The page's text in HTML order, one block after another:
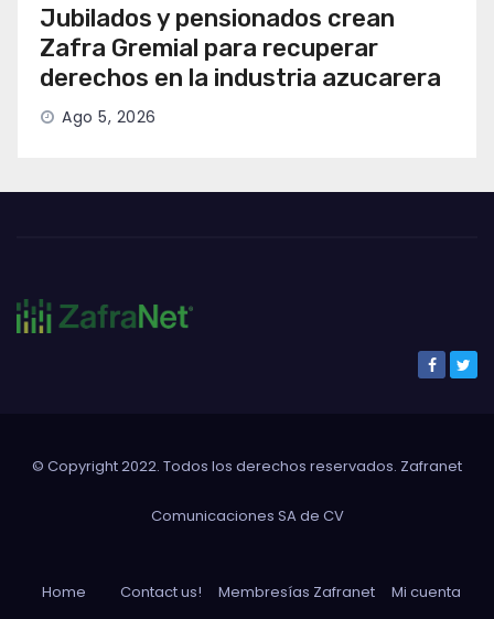
Jubilados y pensionados crean
Zafra Gremial para recuperar
derechos en la industria azucarera
Ago 5, 2026
© Copyright 2022. Todos los derechos reservados. Zafranet
Comunicaciones SA de CV
Home Contact us! Membresías Zafranet Mi cuenta